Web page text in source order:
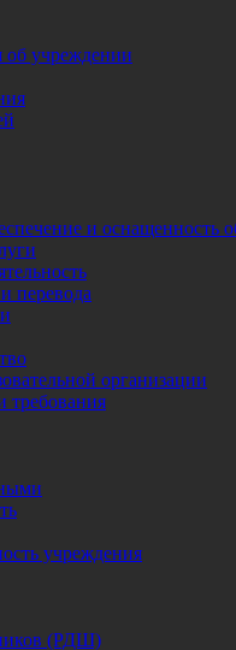
об учреждении
и оснащенность
перевода
организации
требования
учреждения
(РДШ)